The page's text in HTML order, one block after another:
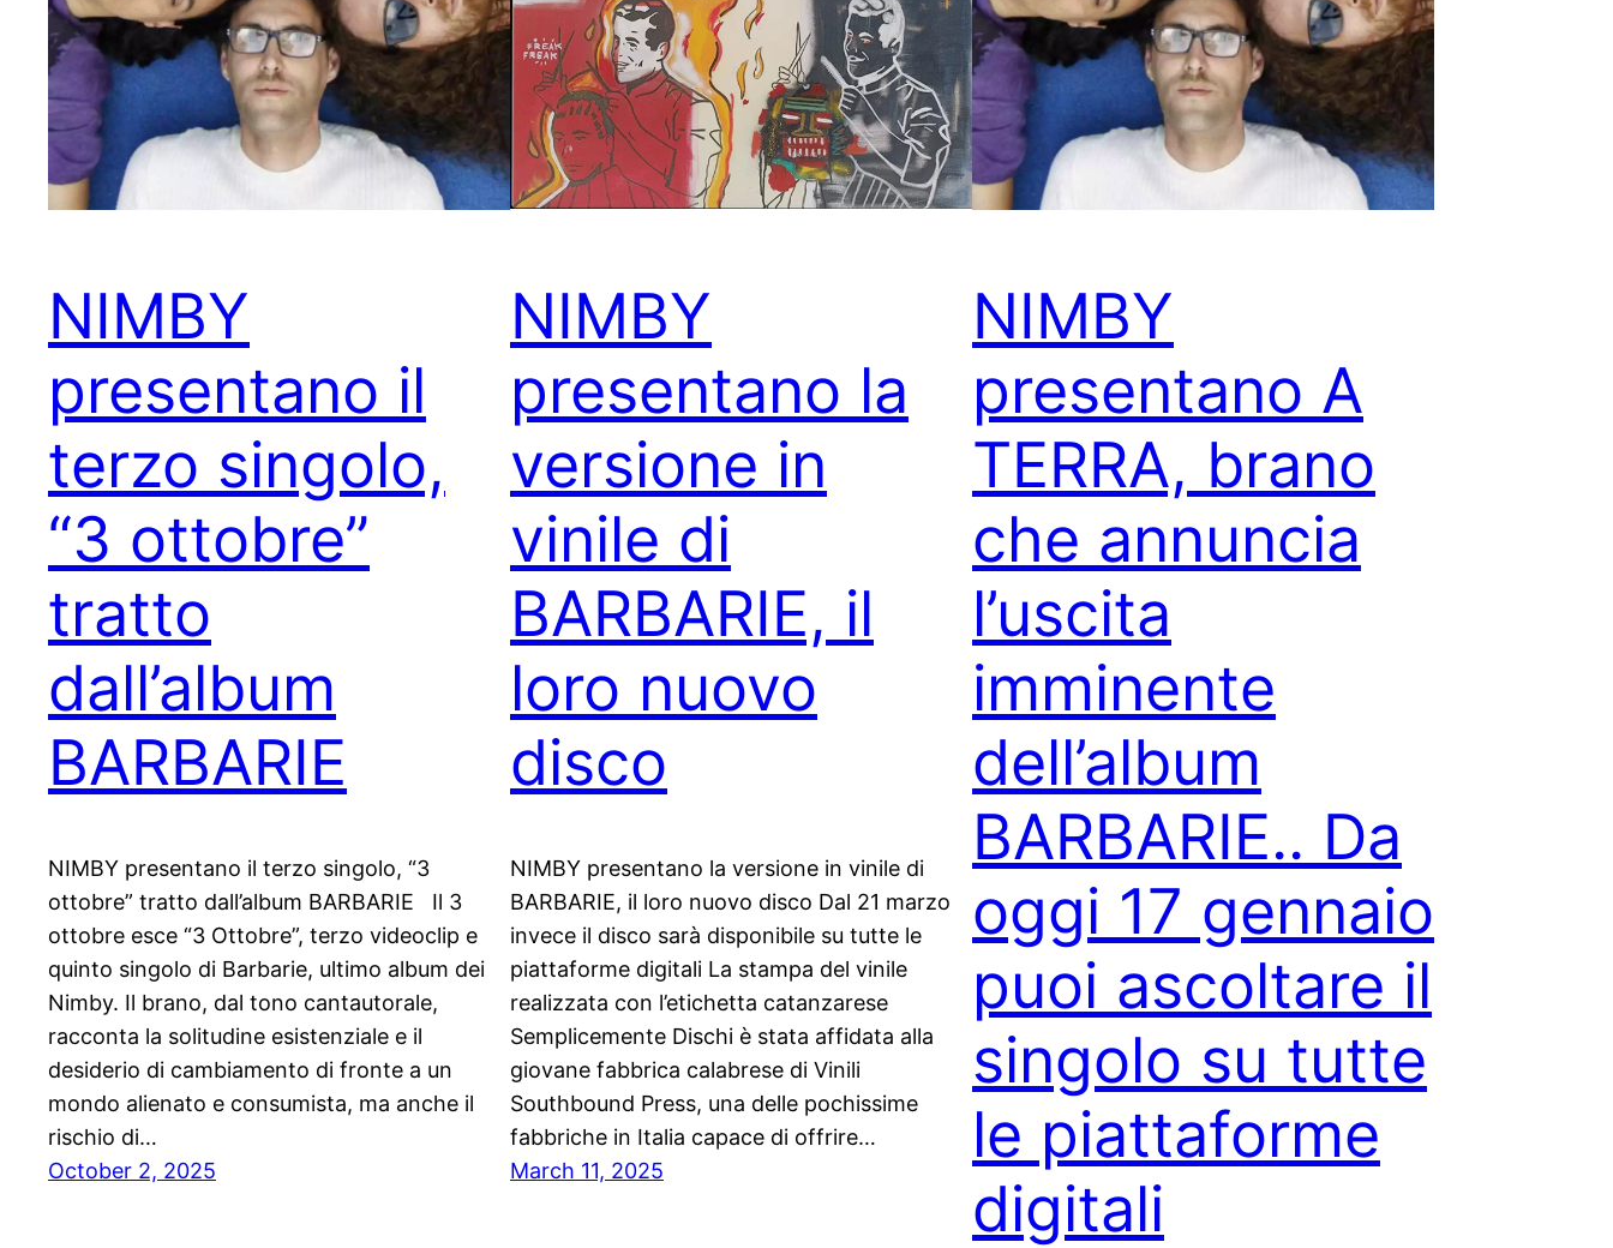
NIMBY
presentano il
terzo singolo,
“3 ottobre”
tratto
dall’album
BARBARIE
NIMBY presentano il terzo singolo, “3
ottobre” tratto dall’album BARBARIE Il 3
ottobre esce “3 Ottobre”, terzo videoclip e
quinto singolo di Barbarie, ultimo album dei
Nimby. Il brano, dal tono cantautorale,
racconta la solitudine esistenziale e il
desiderio di cambiamento di fronte a un
mondo alienato e consumista, ma anche il
rischio di…
October 2, 2025
NIMBY
presentano la
versione in
vinile di
BARBARIE, il
loro nuovo
disco
NIMBY presentano la versione in vinile di
BARBARIE, il loro nuovo disco Dal 21 marzo
invece il disco sarà disponibile su tutte le
piattaforme digitali La stampa del vinile
realizzata con l’etichetta catanzarese
Semplicemente Dischi è stata affidata alla
giovane fabbrica calabrese di Vinili
Southbound Press, una delle pochissime
fabbriche in Italia capace di offrire…
March 11, 2025
NIMBY
presentano A
TERRA, brano
che annuncia
l’uscita
imminente
dell’album
BARBARIE.. Da
oggi 17 gennaio
puoi ascoltare il
singolo su tutte
le piattaforme
digitali